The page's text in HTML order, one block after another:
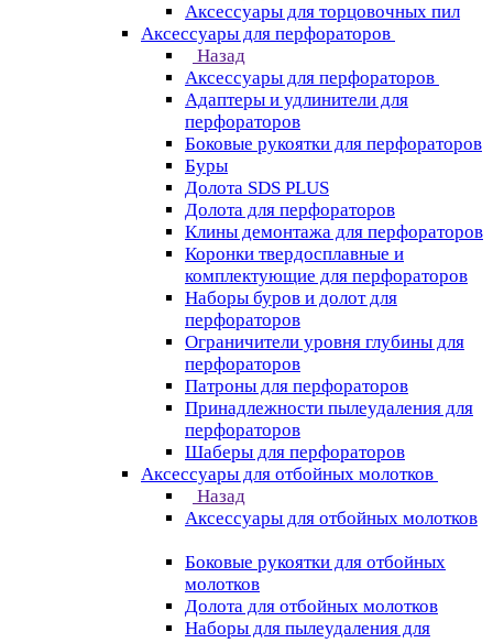
Аксессуары для торцовочных пил
Аксессуары для перфораторов
Назад
Аксессуары для перфораторов
Адаптеры и удлинители для
перфораторов
Боковые рукоятки для перфораторов
Буры
Долота SDS PLUS
Долота для перфораторов
Клины демонтажа для перфораторов
Коронки твердосплавные и
комплектующие для перфораторов
Наборы буров и долот для
перфораторов
Ограничители уровня глубины для
перфораторов
Патроны для перфораторов
Принадлежности пылеудаления для
перфораторов
Шаберы для перфораторов
Аксессуары для отбойных молотков
Назад
Аксессуары для отбойных молотков
Боковые рукоятки для отбойных
молотков
Долота для отбойных молотков
Наборы для пылеудаления для